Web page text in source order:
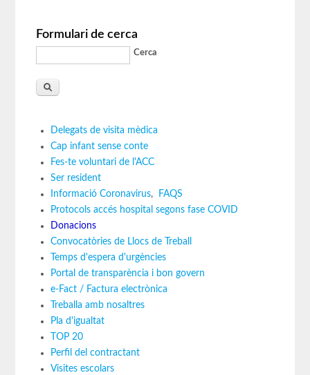
Formulari de cerca
Cerca
Delegats de visita mèdica
Cap infant sense conte
Fes-te voluntari de l'ACC
Ser resident
Informació Coronavirus,
FAQS
Protocols accés hospital segons fase COVID
Donacions
Convocatòries de Llocs de Treball
Temps d'espera d'urgències
Portal de transparència i bon govern
e-Fact / Factura electrònica
Treballa amb nosaltres
Pla d'igualtat
TOP 20
Perfil del contractant
Visites escolars